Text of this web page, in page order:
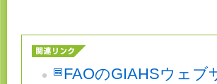
FAOのGIAHSウェブ